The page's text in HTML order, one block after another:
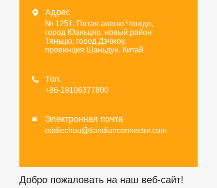
 Адрес
№ 1251, Пятая авеню Чонгде,
город Юаньцяо, новый район
Тяньцю, город Дэчжоу,
провинция Шаньдун, Китай
 Тел.
+86-19106377800
 Электронная почта
eddiechou@tiandianconnector.com
Добро пожаловать на наш веб-сайт!